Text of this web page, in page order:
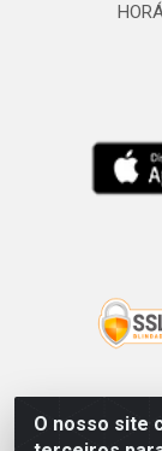
O nosso site
Zein Importação